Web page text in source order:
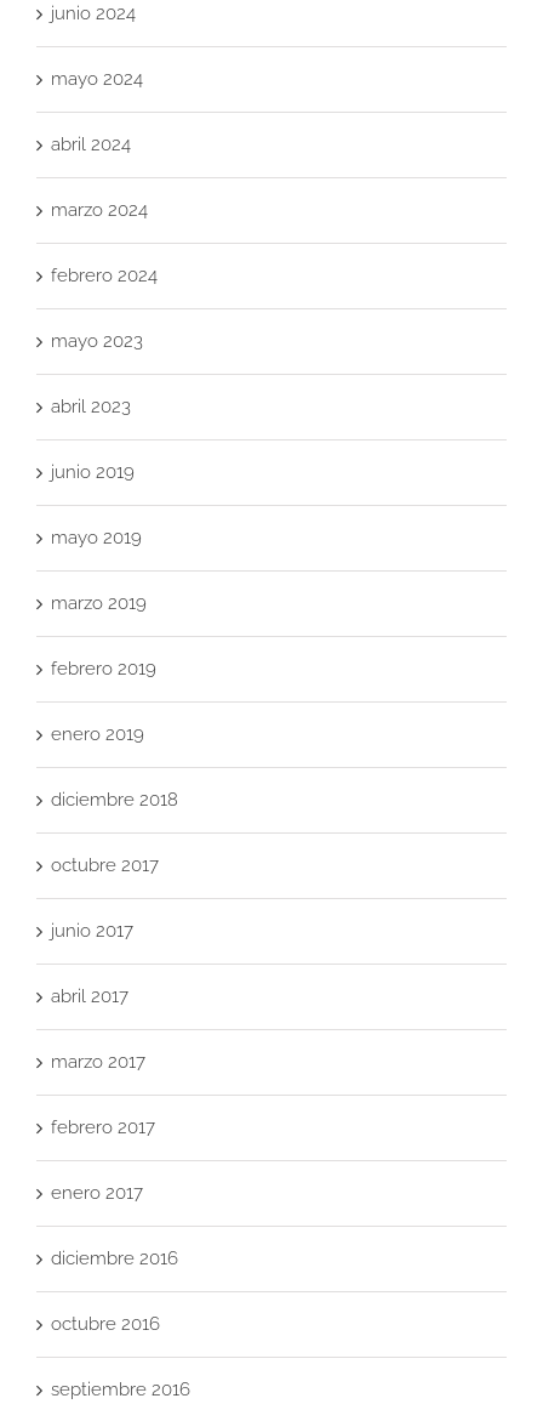
junio 2024
mayo 2024
abril 2024
marzo 2024
febrero 2024
mayo 2023
abril 2023
junio 2019
mayo 2019
marzo 2019
febrero 2019
enero 2019
diciembre 2018
octubre 2017
junio 2017
abril 2017
marzo 2017
febrero 2017
enero 2017
diciembre 2016
octubre 2016
septiembre 2016